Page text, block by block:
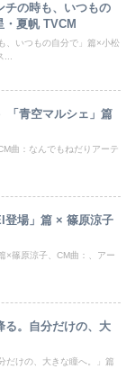
チの時も、いつもの
夏帆 TVCM
、いつもの自分で」篇×小松
...
「青空マルシェ」篇
曲：なんでもねだりアーテ
登場」篇 × 篠原涼子
×篠原涼子、CM曲：、アー
る。自分だけの、大
だけの、大きな瞳へ。」篇